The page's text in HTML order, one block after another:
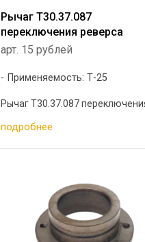
Рычаг Т30.37.087
переключения реверса
арт. 15 рублей
Применяемость: Т-25
Рычаг Т30.37.087
подробнее